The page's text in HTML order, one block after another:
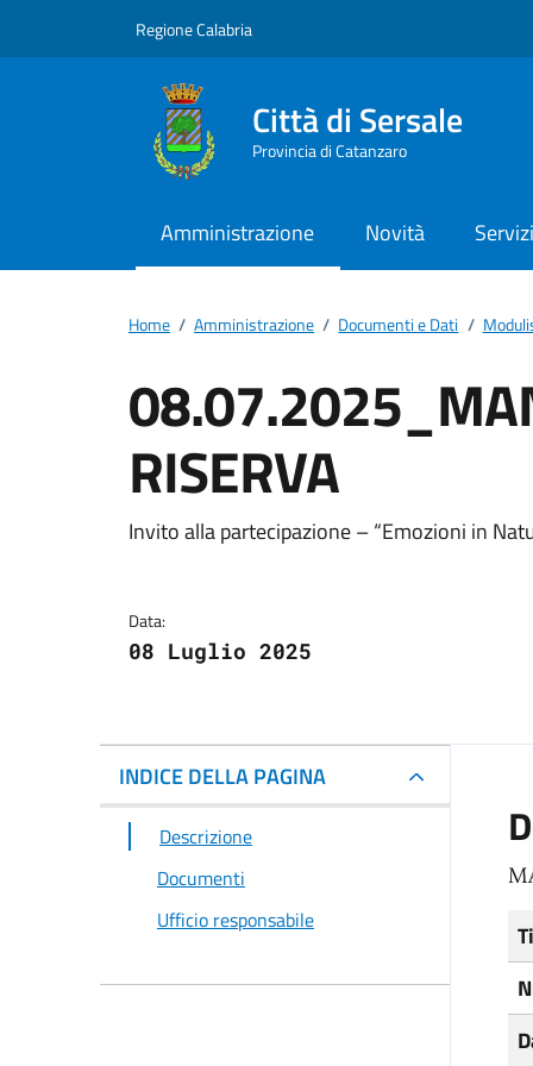
Regione Calabria
Città di Sersale
Provincia di Catanzaro
Amministrazione Novità Servizi
Home / Amministrazione / Documenti e Dati /
RISERVA
Dettagli del
Invito alla partecipazione – “Emozioni in
Data:
08 Luglio 2025
INDICE DELLA PAGINA
Descrizione
Documenti
Ufficio responsabile